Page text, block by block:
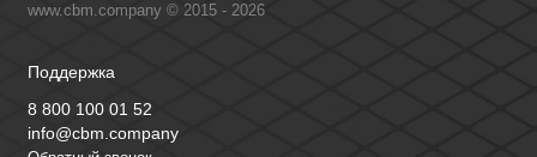
www.cbm.company © 2015 - 2026
Поддержка
8 800 100 01 52
info@cbm.company